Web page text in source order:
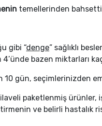
temellerinden
gibi “denge” sağlıklı
bazen miktarları
10 gün, seçimlerinizden
paketlenmiş ürünler,
ve belirli hastalık